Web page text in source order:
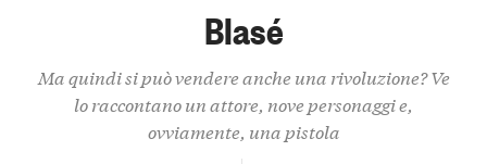
Blasé
Ma quindi si può vendere anche una rivoluzione? Ve
lo raccontano un attore, nove personaggi e,
ovviamente, una pistola